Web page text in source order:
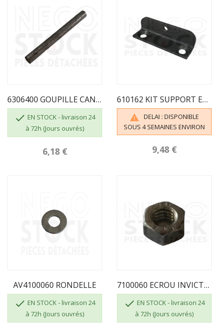
6306400 GOUPILLE CANNELEE G2 6X40 BRUT INVICTA
 EN STOCK - livraison 24
à 72h (Jours ouvrés)
6,18 €
610162 KIT SUPPORT EXCENTRIQUE

DELAI : DISPONIBLE
SOUS 4 SEMAINES ENVIRON
9,48 €
AV4100060 RONDELLE
 EN STOCK - livraison 24
à 72h (Jours ouvrés)
7100060 ECROU INVICTA HU M06 CL.8
 EN STOCK - livraison 24
à 72h (Jours ouvrés)